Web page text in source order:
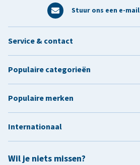
Stuur ons een e-mail
Wil je niets missen?
Service & contact
Populaire categorieën
Populaire merken
Internationaal